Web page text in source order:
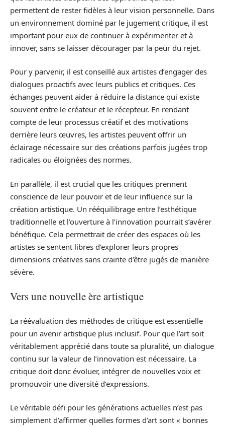
permettent de rester fidèles à leur vision personnelle. Dans
un environnement dominé par le jugement critique, il est
important pour eux de continuer à expérimenter et à
innover, sans se laisser décourager par la peur du rejet.
Pour y parvenir, il est conseillé aux artistes d’engager des
dialogues proactifs avec leurs publics et critiques. Ces
échanges peuvent aider à réduire la distance qui existe
souvent entre le créateur et le récepteur. En rendant
compte de leur processus créatif et des motivations
derrière leurs œuvres, les artistes peuvent offrir un
éclairage nécessaire sur des créations parfois jugées trop
radicales ou éloignées des normes.
En parallèle, il est crucial que les critiques prennent
conscience de leur pouvoir et de leur influence sur la
création artistique. Un rééquilibrage entre l’esthétique
traditionnelle et l’ouverture à l’innovation pourrait s’avérer
bénéfique. Cela permettrait de créer des espaces où les
artistes se sentent libres d’explorer leurs propres
dimensions créatives sans crainte d’être jugés de manière
sévère.
Vers une nouvelle ère artistique
La réévaluation des méthodes de critique est essentielle
pour un avenir artistique plus inclusif. Pour que l’art soit
véritablement apprécié dans toute sa pluralité, un dialogue
continu sur la valeur de l’innovation est nécessaire. La
critique doit donc évoluer, intégrer de nouvelles voix et
promouvoir une diversité d’expressions.
Le véritable défi pour les générations actuelles n’est pas
simplement d’affirmer quelles formes d’art sont « bonnes